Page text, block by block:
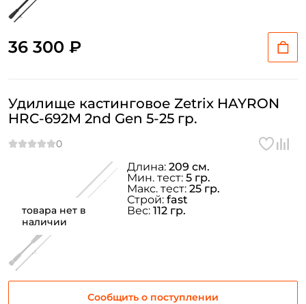
36 300 ₽
товара нет в
наличии
Удилище кастинговое Zetrix HAYRON
HRC-692M 2nd Gen 5-25 гр.
Сообщить о поступлении
Длина: 209 см.
Мин. тест: 5 гр.
Макс. тест: 25 гр.
Строй: fast
Вес: 112 гр.